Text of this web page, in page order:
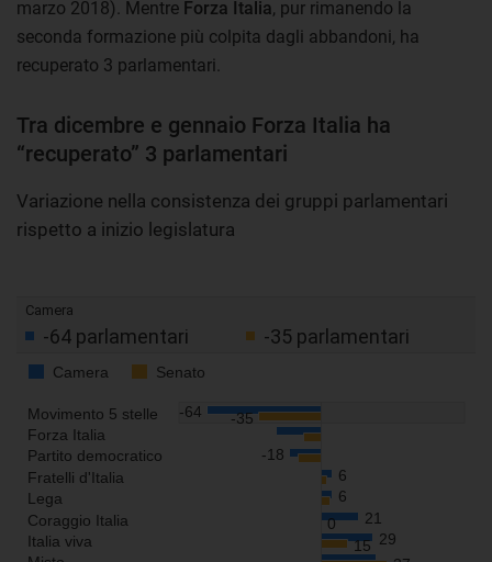
marzo 2018). Mentre Forza Italia, pur rimanendo la
seconda formazione più colpita dagli abbandoni, ha
recuperato 3 parlamentari.
Tra dicembre e gennaio Forza Italia ha
“recuperato” 3 parlamentari
Variazione nella consistenza dei gruppi parlamentari
rispetto a inizio legislatura